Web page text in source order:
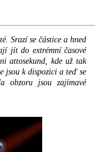
Srazí se částice a hned
jít do extrémní časové
attosekund, kde už tak
jsou k dispozici a teď se
obzoru jsou zajímavé